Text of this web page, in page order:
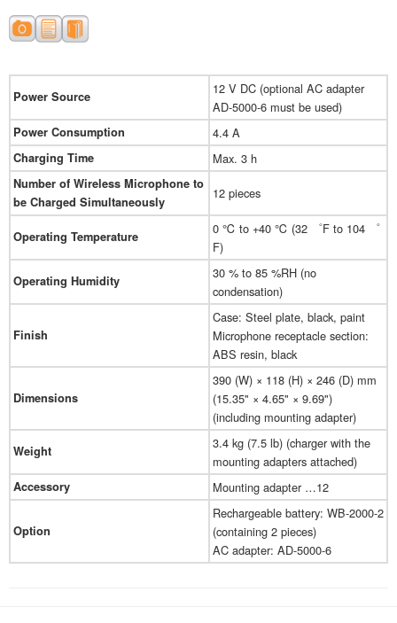
Power Source
12 V DC (optional AC adapter
AD-5000-6 must be used)
Power Consumption 4.4 A
Charging Time Max. 3 h
Number of Wireless Microphone to
be Charged Simultaneously
12 pieces
Operating Temperature
0 ℃ to +40 ℃ (32 ゜F to 104 ゜
F)
Operating Humidity
30 % to 85 %RH (no
condensation)
Finish
Case: Steel plate, black, paint
Microphone receptacle section:
ABS resin, black
Dimensions
390 (W) × 118 (H) × 246 (D) mm
(15.35" × 4.65" × 9.69")
(including mounting adapter)
Weight
3.4 kg (7.5 lb) (charger with the
mounting adapters attached)
Accessory Mounting adapter …12
Option
Rechargeable battery: WB-2000-2
(containing 2 pieces)
AC adapter: AD-5000-6